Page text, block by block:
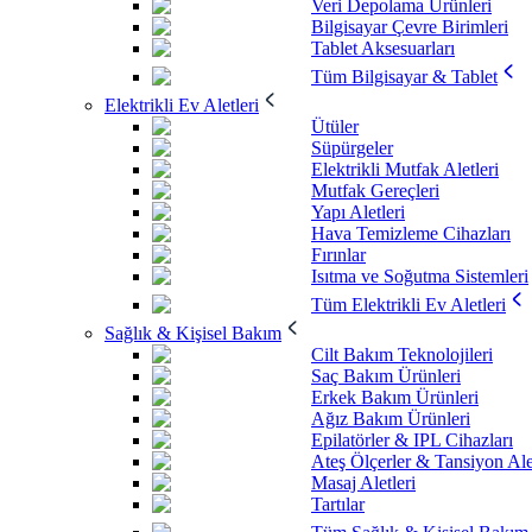
Veri Depolama Ürünleri
Bilgisayar Çevre Birimleri
Tablet Aksesuarları
Tüm Bilgisayar & Tablet
Elektrikli Ev Aletleri
Ütüler
Süpürgeler
Elektrikli Mutfak Aletleri
Mutfak Gereçleri
Yapı Aletleri
Hava Temizleme Cihazları
Fırınlar
Isıtma ve Soğutma Sistemleri
Tüm Elektrikli Ev Aletleri
Sağlık & Kişisel Bakım
Cilt Bakım Teknolojileri
Saç Bakım Ürünleri
Erkek Bakım Ürünleri
Ağız Bakım Ürünleri
Epilatörler & IPL Cihazları
Ateş Ölçerler & Tansiyon
Masaj Aletleri
Tartılar